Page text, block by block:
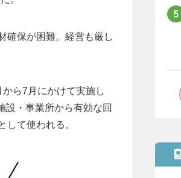
確保が困難。経営も厳し
ら7月にかけて実施し
設・事業所から有効な回
て使われる。